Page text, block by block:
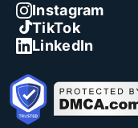
Instagram
TikTok
LinkedIn